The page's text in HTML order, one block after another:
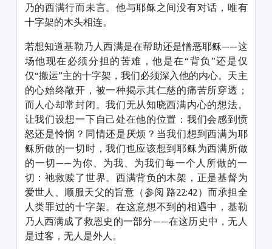
乃的西满行而未言。他与耶稣之间没有对话，唯有
十字架的木头相连。
若想知道基勒乃人西满是在帮助还是憎恶耶稣——这
场他现在必须分担的苦难，他是在“背负”还是仅
仅“搬运”主的十字架，我们必须深入他的内心。天主
的心始终敞开，被一种揭示其仁慈的痛苦所穿透；
而人心却常封闭。我们无从知晓西满内心的想法。
让我们设想一下自己处在他的位置：我们会感到愤
怒还是怜悯？同情还是厌烦？当我们想到西满为耶
稣所做的一切时，我们也应该想到耶稣为西满所做
的一切——为你、为我、为我们每一个人所做的一
切：祂救赎了世界。西满背负的木架，正是基督为
爱世人、顺服天父的旨意（参阅 路22:42）而承担全
人类罪过的十字架。在这意想不到的相遇中，基勒
乃人西满成了救恩史的一部分——在这历史中，无人
是过客，无人是外人。